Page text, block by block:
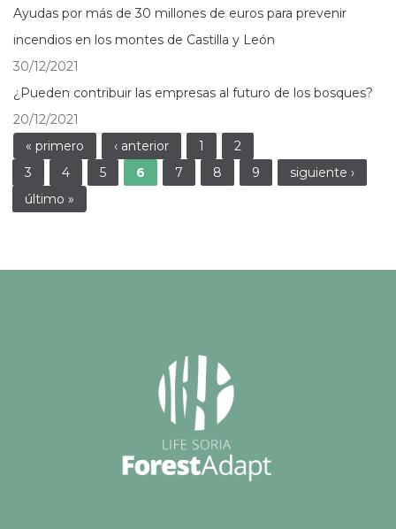
Ayudas por más de 30 millones de euros para prevenir
incendios en los montes de Castilla y León
30/12/2021
¿Pueden contribuir las empresas al futuro de los bosques?
20/12/2021
Páginas
« primero ‹ anterior 1
2
3
4 5 6 7 8 9
siguiente ›
último »